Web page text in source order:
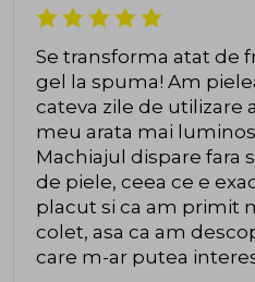
Se transforma atat de
gel la spuma! Am
cateva zile de utilizare
meu arata mai
Machiajul dispare fara
de piele, ceea ce e
placut si ca am primit
colet, asa ca am
care m-ar putea